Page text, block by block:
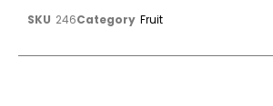
SKU 246Category Fruit